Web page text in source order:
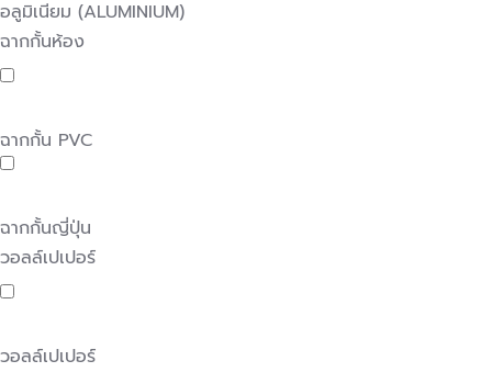
อลูมิเนียม (ALUMINIUM)
ฉากกั้นห้อง
ฉากกั้น PVC
ฉากกั้นญี่ปุ่น
วอลล์เปเปอร์
วอลล์เปเปอร์